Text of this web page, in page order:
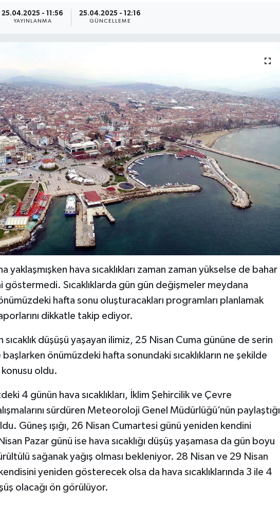
25.04.2025 - 11:56
YAYINLANMA
25.04.2025 - 12:16
GÜNCELLEME
yaklaşmışken hava sıcaklıkları zaman zaman yükselse de bahar
göstermedi. Sıcaklıklarda gün gün değişmeler meydana
hafta sonu oluşturacakları programları planlamak
dikkatle takip ediyor.
sıcaklık düşüşü yaşayan ilimiz, 25 Nisan Cuma gününe de serin
başlarken önümüzdeki hafta sonundaki sıcaklıkların ne şekilde
oldu.
4 günün hava sıcaklıkları, İklim Şehircilik ve Çevre
sürdüren Meteoroloji Genel Müdürlüğü’nün paylaştığı
Güneş ışığı, 26 Nisan Cumartesi günü yeniden kendini
Pazar günü ise hava sıcaklığı düşüş yaşamasa da gün boyu
sağanak yağış olması bekleniyor. 28 Nisan ve 29 Nisan
kendisini yeniden gösterecek olsa da hava sıcaklıklarında 3 ile 4
olacağı ön görülüyor.